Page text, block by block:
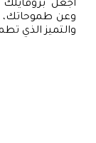
اجعل
وعن طموحاتك،
والتميز الذي